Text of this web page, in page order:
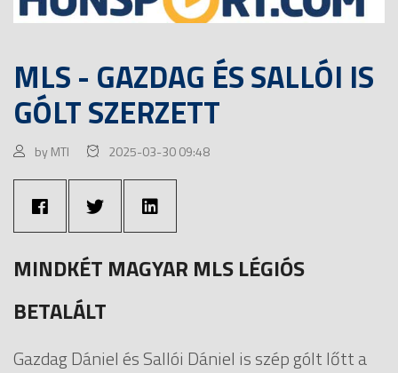
MLS - GAZDAG ÉS SALLÓI IS
GÓLT SZERZETT
by MTI 2025-03-30 09:48
MINDKÉT MAGYAR MLS LÉGIÓS
BETALÁLT
Gazdag Dániel és Sallói Dániel is szép gólt lőtt a